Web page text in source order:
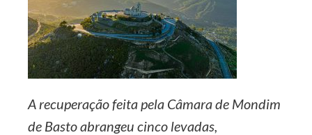
A recuperação feita pela Câmara de Mondim
de Basto abrangeu cinco levadas,